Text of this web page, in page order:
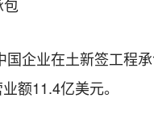
包
国企业在土新签工程
额11.4亿美元。